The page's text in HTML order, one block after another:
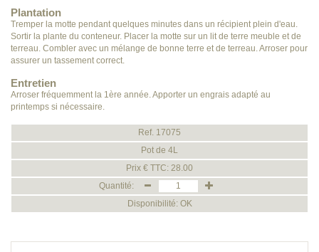
Plantation
Tremper la motte pendant quelques minutes dans un récipient plein d'eau.
Sortir la plante du conteneur. Placer la motte sur un lit de terre meuble et de
terreau. Combler avec un mélange de bonne terre et de terreau. Arroser pour
assurer un tassement correct.
Entretien
Arroser fréquemment la 1ère année. Apporter un engrais adapté au
printemps si nécessaire.
Ref. 17075
Pot de 4L
Prix € TTC: 28.00
Quantité:
Disponibilité: OK